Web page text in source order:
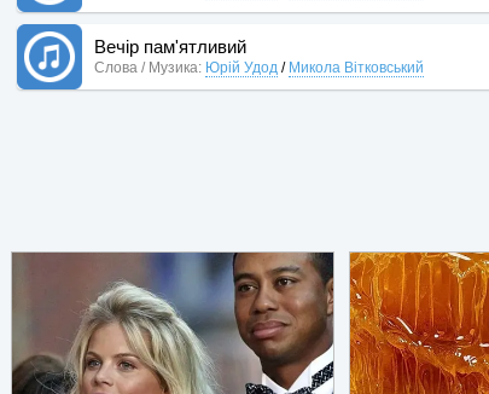
Вечір пам'ятливий
Слова / Музика: Юрій Удод / Микола Вітковський